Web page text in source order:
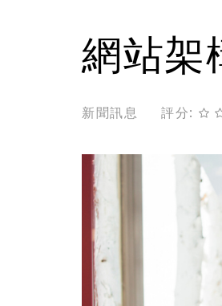
網站架
新聞訊息 評分: